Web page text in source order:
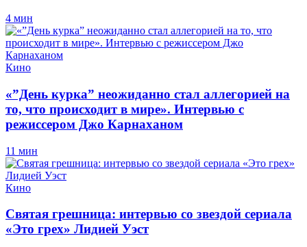
4 мин
Кино
«”День курка” неожиданно стал аллегорией на
то, что происходит в мире». Интервью с
режиссером Джо Карнаханом
11 мин
Кино
Святая грешница: интервью со звездой сериала
«Это грех» Лидией Уэст